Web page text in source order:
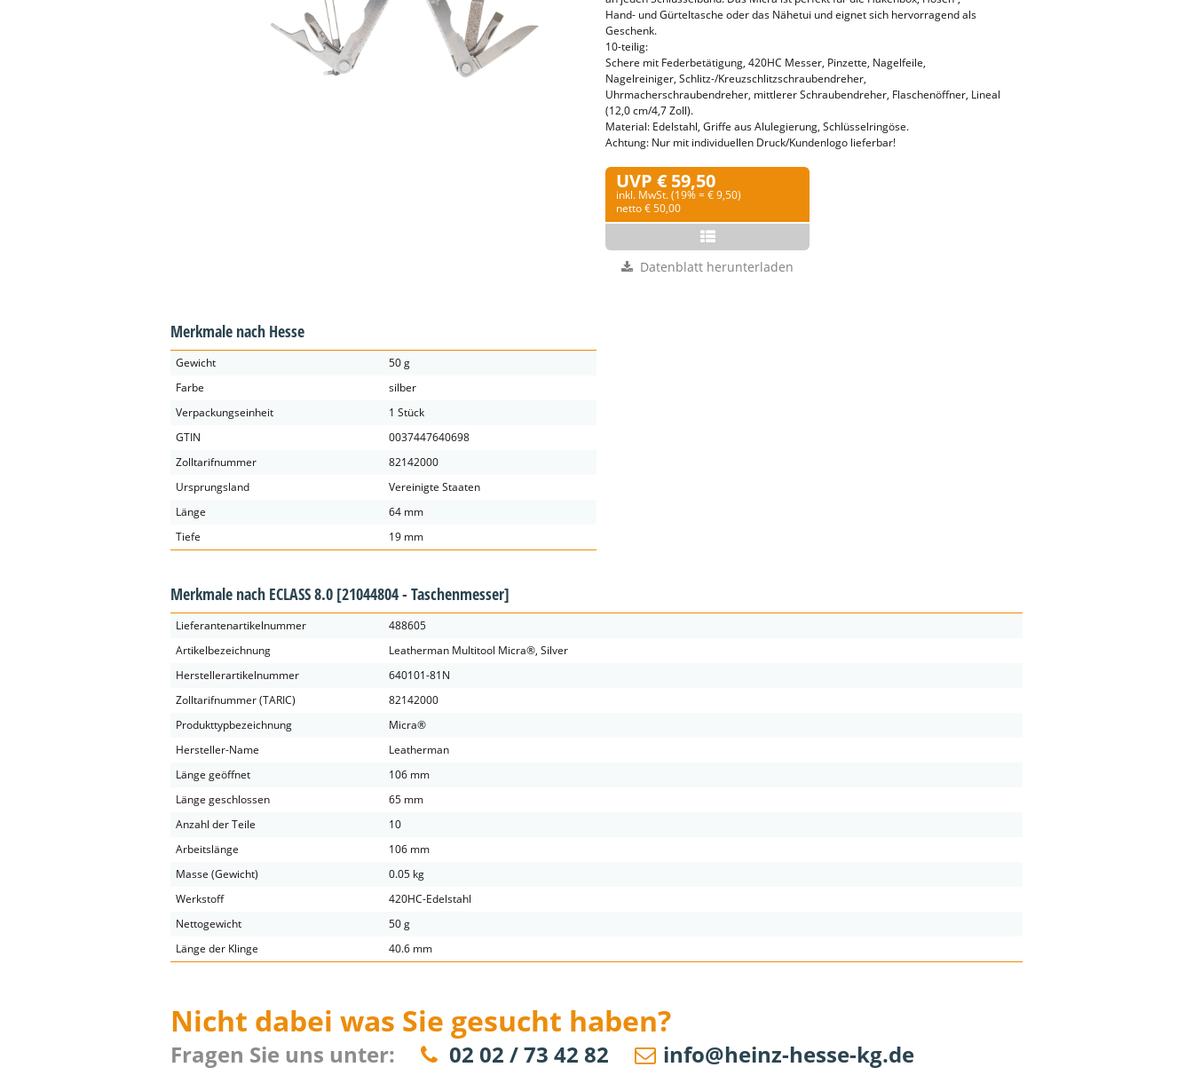
Hand- und Gürteltasche oder das Nähetui und eignet sich hervorragend als
Geschenk.
10-teilig:
Schere mit Federbetätigung, 420HC Messer, Pinzette, Nagelfeile,
Nagelreiniger, Schlitz-/Kreuzschlitzschraubendreher,
Uhrmacherschraubendreher, mittlerer Schraubendreher, Flaschenöffner, Lineal
(12,0 cm/4,7 Zoll).
Material: Edelstahl, Griffe aus Alulegierung, Schlüsselringöse.
Achtung: Nur mit individuellen Druck/Kundenlogo lieferbar!
UVP € 59,50
inkl. MwSt. (19% = € 9,50)
netto € 50,00
Datenblatt herunterladen
Merkmale nach Hesse
Gewicht
50 g
Farbe
silber
Verpackungseinheit
1 Stück
GTIN
0037447640698
Zolltarifnummer
82142000
Ursprungsland
Vereinigte Staaten
Länge
64 mm
Tiefe
19 mm
Merkmale nach ECLASS 8.0 [21044804 - Taschenmesser]
Lieferantenartikelnummer
488605
Artikelbezeichnung
Leatherman Multitool Micra®, Silver
Herstellerartikelnummer
640101-81N
Zolltarifnummer (TARIC)
82142000
Produkttypbezeichnung
Micra®
Hersteller-Name
Leatherman
Länge geöffnet
106 mm
Länge geschlossen
65 mm
Anzahl der Teile
10
Arbeitslänge
106 mm
Masse (Gewicht)
0.05 kg
Werkstoff
420HC-Edelstahl
Nettogewicht
50 g
Länge der Klinge
40.6 mm
Nicht dabei was Sie gesucht haben?
Fragen Sie uns unter: 02 02 / 73 42 82 info@heinz-hesse-kg.de